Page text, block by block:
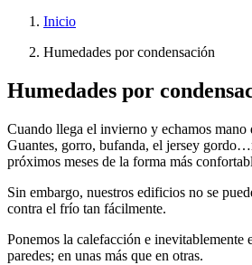
Inicio
Humedades por condensación
Humedades por
Cuando llega el invierno y echamos mano
Guantes, gorro, bufanda, el jersey
próximos meses de la forma más
Sin embargo, nuestros edificios no se
contra el frío tan fácilmente.
Ponemos la calefacción e inevitablemente
paredes; en unas más que en otras.